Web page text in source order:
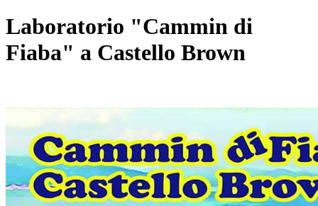
Laboratorio "Cammin di
Fiaba" a Castello Brown